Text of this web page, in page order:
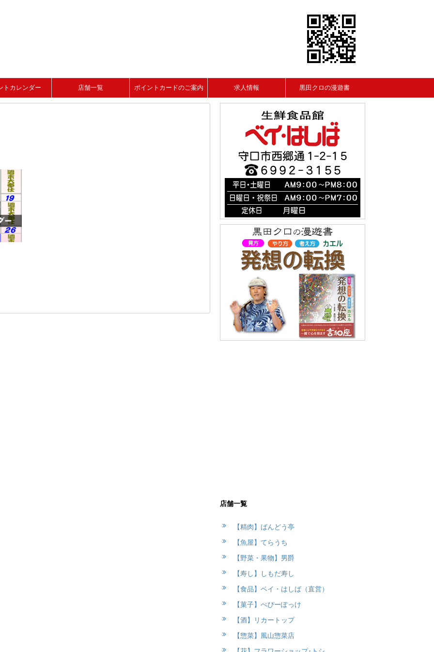
トカレンダー 店舗一覧 ポイントカードのご案内 求人情報 黒田クロの漫遊書
店舗一覧
【精肉】ばんどう亭
【魚屋】てらうち
【野菜・果物】男爵
【寿し】しもだ寿し
【食品】ベイ・はしば（直営）
【菓子】ぺぴーぽっけ
【酒】リカートップ
【惣菜】風山惣菜店